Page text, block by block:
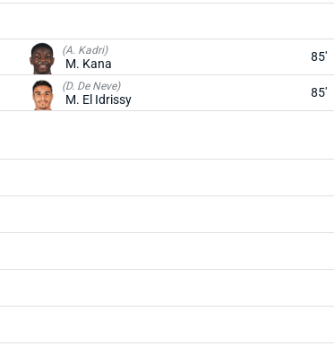
(A. Kadri)
M. Kana 85'
(D. De Neve)
M. El Idrissy 85'